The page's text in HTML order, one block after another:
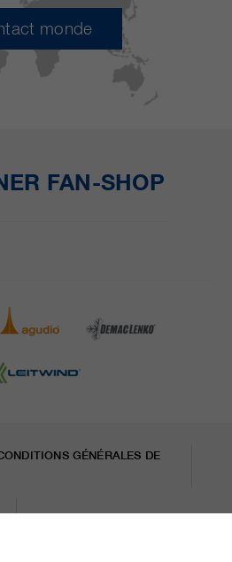
monde
FAN-SHOP
GÉNÉRALES DE